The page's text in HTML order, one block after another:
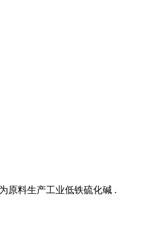
原料生产工业低铁硫化碱 .